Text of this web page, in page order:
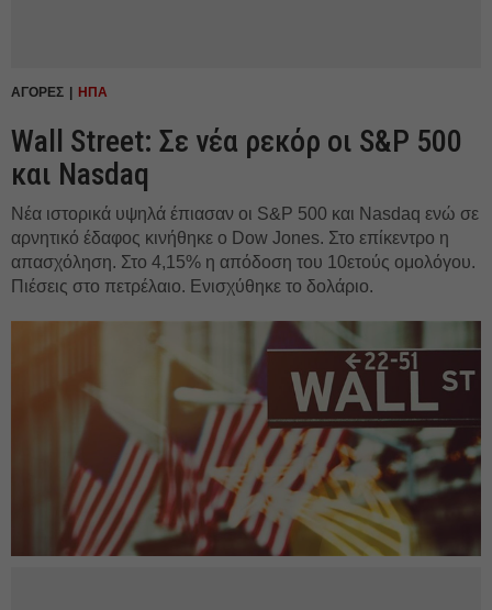
ΑΓΟΡΕΣ ΗΠΑ
Wall Street: Σε νέα ρεκόρ οι S&P 500
και Nasdaq
Νέα ιστορικά υψηλά έπιασαν οι S&P 500 και Nasdaq ενώ σε
αρνητικό έδαφος κινήθηκε ο Dow Jones. Στο επίκεντρο η
απασχόληση. Στο 4,15% η απόδοση του 10ετούς ομολόγου.
Πιέσεις στο πετρέλαιο. Ενισχύθηκε το δολάριο.